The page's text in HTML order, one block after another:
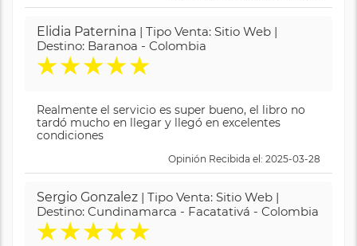
Elidia Paternina | Tipo Venta: Sitio Web |
Destino: Baranoa - Colombia
★★★★★
Realmente el servicio es super bueno, el libro no
tardó mucho en llegar y llegó en excelentes
condiciones
Opinión Recibida el: 2025-03-28
Sergio Gonzalez | Tipo Venta: Sitio Web |
Destino: Cundinamarca - Facatativá - Colombia
★★★★★